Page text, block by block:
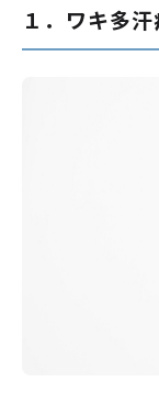
１．ワキ多